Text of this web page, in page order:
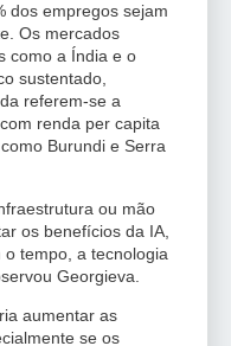
dos empregos sejam
Os mercados
como a Índia e o
sustentado,
referem-se a
renda per capita
Burundi e Serra
ou mão
os benefícios da IA,
tempo, a tecnologia
Georgieva.
aumentar as
se os